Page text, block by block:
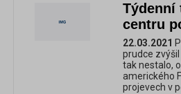
Týdenní
centru
22.03.2021
prudce
tak nestalo,
amerického
projevech v